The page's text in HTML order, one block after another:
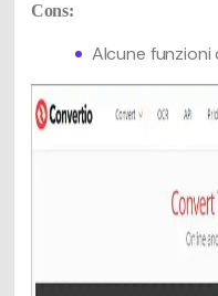
Cons:
Alcune funzioni